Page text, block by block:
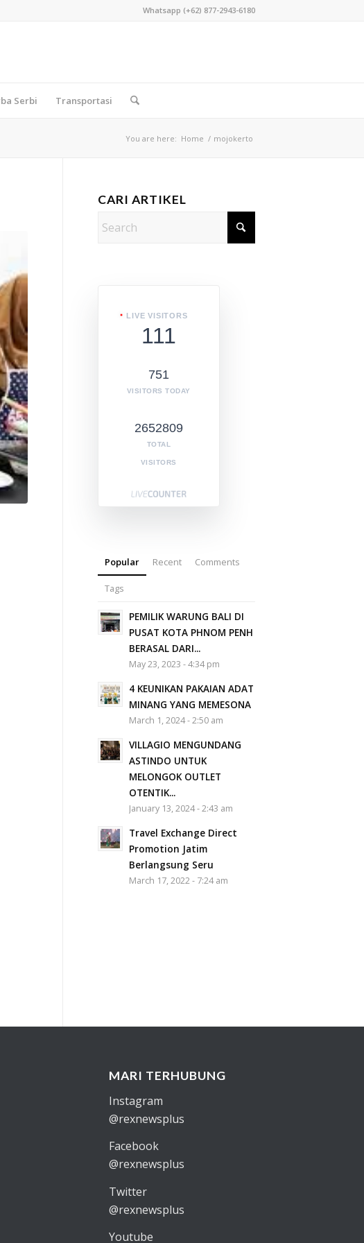
Whatsapp (+62) 877-2943-6180
Serbi Transportasi
You are here: Home / mojokerto
CARI ARTIKEL
LIVE VISITORS
111
751
VISITORS TODAY
2652809
TOTAL
VISITORS
Popular Recent Comments
Tags
PEMILIK WARUNG BALI DI
PUSAT KOTA PHNOM PENH
BERASAL DARI...
May 23, 2023 - 4:34 pm
4 KEUNIKAN PAKAIAN ADAT
MINANG YANG MEMESONA
March 1, 2024 - 2:50 am
VILLAGIO MENGUNDANG
ASTINDO UNTUK
MELONGOK OUTLET
OTENTIK...
January 13, 2024 - 2:43 am
Travel Exchange Direct
Promotion Jatim
Berlangsung Seru
March 17, 2022 - 7:24 am
MARI TERHUBUNG
Instagram
@rexnewsplus
Facebook
@rexnewsplus
Twitter
@rexnewsplus
Youtube